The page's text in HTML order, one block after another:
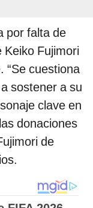
por falta de
Fujimori
“Se cuestiona
sostener a su
clave en
donaciones
de